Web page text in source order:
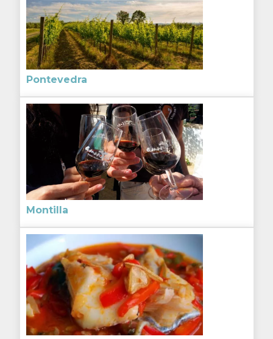
Pontevedra
Montilla